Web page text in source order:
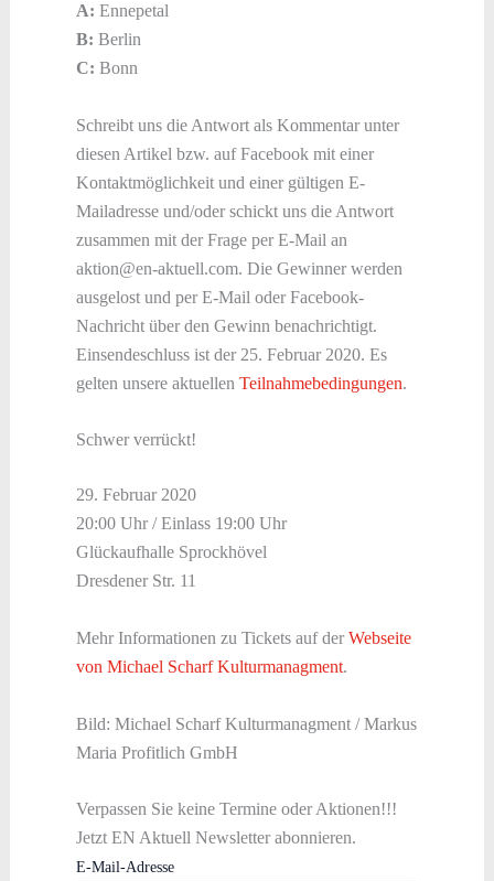
A: Ennepetal
B: Berlin
C: Bonn
Schreibt uns die Antwort als Kommentar unter
diesen Artikel bzw. auf Facebook mit einer
Kontaktmöglichkeit und einer gültigen E-
Mailadresse und/oder schickt uns die Antwort
zusammen mit der Frage per E-Mail an
aktion@en-aktuell.com. Die Gewinner werden
ausgelost und per E-Mail oder Facebook-
Nachricht über den Gewinn benachrichtigt.
Einsendeschluss ist der 25. Februar 2020. Es
gelten unsere aktuellen Teilnahmebedingungen.
Schwer verrückt!
29. Februar 2020
20:00 Uhr / Einlass 19:00 Uhr
Glückaufhalle Sprockhövel
Dresdener Str. 11
Mehr Informationen zu Tickets auf der Webseite
von Michael Scharf Kulturmanagment.
Bild: Michael Scharf Kulturmanagment / Markus
Maria Profitlich GmbH
Verpassen Sie keine Termine oder Aktionen!!!
Jetzt EN Aktuell Newsletter abonnieren.
E-Mail-Adresse